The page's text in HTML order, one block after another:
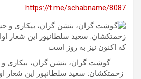
https://t.me/schabname/8087
گوشت گران، بنشن گران، بیکاری و